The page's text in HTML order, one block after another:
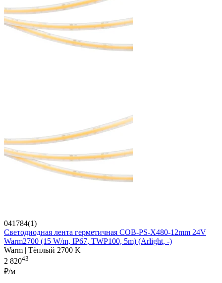
041784(1)
Светодиодная лента герметичная COB-PS-X480-12mm 24V
Warm2700 (15 W/m, IP67, TWP100, 5m) (Arlight, -)
Warm | Тёплый 2700 K
2 82043
₽/м